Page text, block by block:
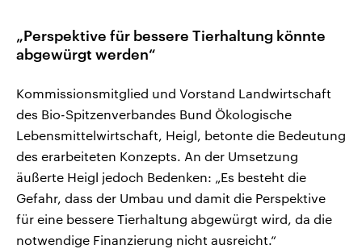
„Perspektive für bessere Tierhaltung könnte
abgewürgt werden“
Kommissionsmitglied und Vorstand Landwirtschaft
des Bio-Spitzenverbandes Bund Ökologische
Lebensmittelwirtschaft, Heigl, betonte die Bedeutung
des erarbeiteten Konzepts. An der Umsetzung
äußerte Heigl jedoch Bedenken: „Es besteht die
Gefahr, dass der Umbau und damit die Perspektive
für eine bessere Tierhaltung abgewürgt wird, da die
notwendige Finanzierung nicht ausreicht.“